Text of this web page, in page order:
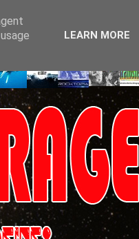
LEARN MORE